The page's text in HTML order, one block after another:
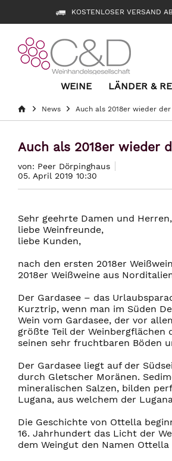
KOSTENLOSER VERSAND
WEINE LÄNDER &
News Auch als 2018er wieder
Auch als 2018er wieder
von: Peer Dörpinghaus
05. April 2019 10:30
Sehr geehrte Damen und Herren,
liebe Weinfreunde,
liebe Kunden,
nach den ersten 2018er
2018er Weißweine aus
Der Gardasee – das
Kurztrip, wenn man im Süden
Wein vom Gardasee, der vor
größte Teil der Weinbergflächen
seinen sehr fruchtbaren Böden
Der Gardasee liegt auf der
durch Gletscher Moränen.
mineralischen Salzen, bilden
Lugana, aus welchem der
Die Geschichte von Ottella
16. Jahrhundert das Licht der
dem Weingut den Namen